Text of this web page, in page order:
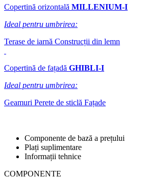
Copertină orizontală MILLENIUM-I
Ideal pentru umbrirea:
Terase de iarnă Construcții din lemn
Copertină de fațadă GHIBLI-I
Ideal pentru umbrirea:
Geamuri Perete de sticlă Fațade
Componente de bază a prețului
Plați suplimentare
Informații tehnice
COMPONENTE